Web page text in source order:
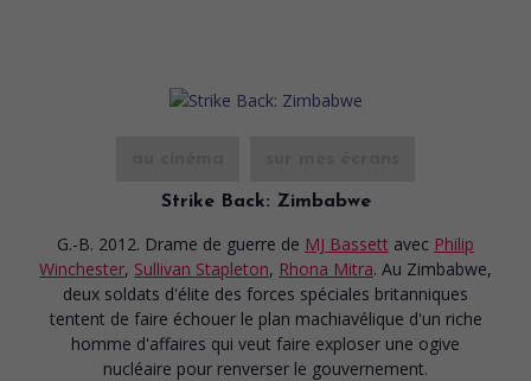
Strike Back: Zimbabwe
G.-B. 2012. Drame de guerre de MJ Bassett avec Philip
Winchester, Sullivan Stapleton, Rhona Mitra. Au Zimbabwe,
deux soldats d'élite des forces spéciales britanniques
tentent de faire échouer le plan machiavélique d'un riche
homme d'affaires qui veut faire exploser une ogive
nucléaire pour renverser le gouvernement.